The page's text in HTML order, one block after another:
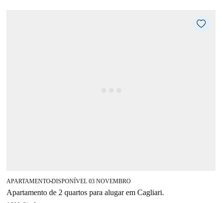
APARTAMENTO■DISPONÍVEL 03 NOVEMBRO
Apartamento de 2 quartos para alugar em Cagliari.